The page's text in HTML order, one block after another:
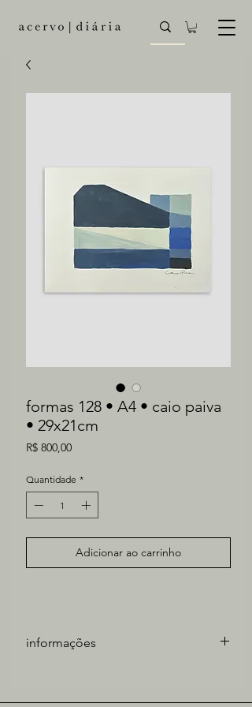
formas 128 • A4 • caio paiva
• 29x21cm
R$ 800,00Preço
Quantidade *
Adicionar ao carrinho
informações